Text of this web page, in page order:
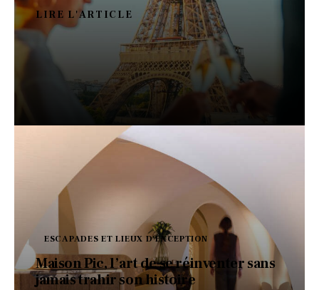
LIRE L'ARTICLE
ESCAPADES ET LIEUX D'EXCEPTION
Maison Pic, l’art de se réinventer sans
jamais trahir son histoire